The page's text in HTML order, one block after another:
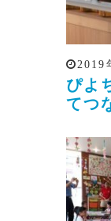
2019
ぴよ
てつ